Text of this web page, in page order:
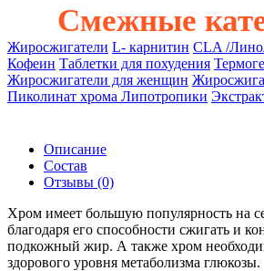
Смежные
Жиросжигатели L- карнитин CLA /
Кофеин Таблетки для похудения
Жиросжигатели для женщин
Пиколинат хрома Липотропики
Описание
Состав
Отзывы (0)
Хром имеет большую популярность на
благодаря его способности сжигать и
подкожный жир. А также хром
здорового уровня метаболизма глюкозы.